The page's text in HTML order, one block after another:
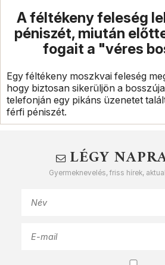
A féltékeny feleség
péniszét, miután
fogait a "véres
Egy féltékeny moszkvai feleség
hogy biztosan sikerüljön a
telefonján egy pikáns üzenetet
férfi péniszét.
LÉGY
Gyermeknevelés, friss hírek,